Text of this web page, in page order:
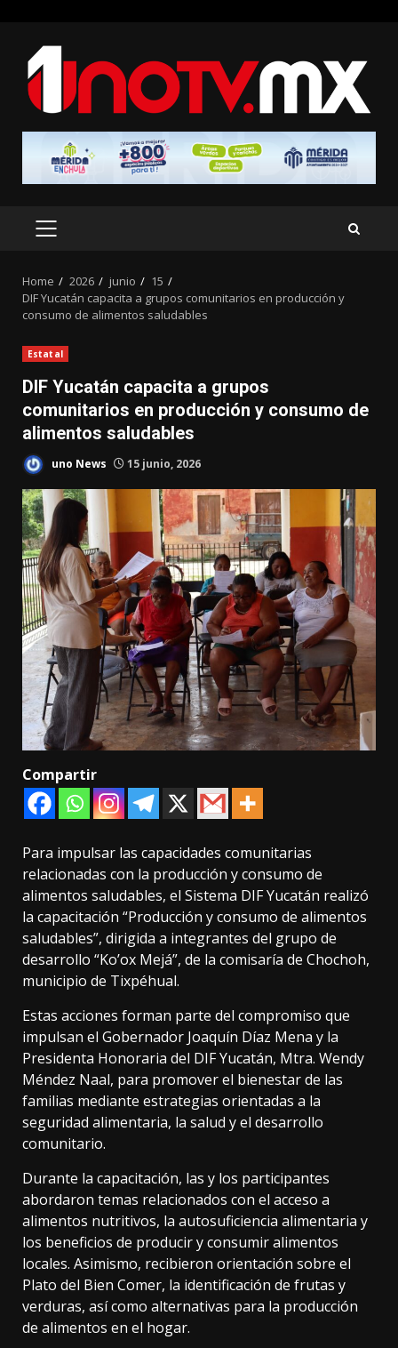
content
PRIMARY
Home 2026 junio
15
DIF Yucatán capacita a grupos comunitarios en producción y
consumo de alimentos saludables
Estatal
DIF Yucatán capacita a grupos
comunitarios en producción y consumo de
alimentos saludables
uno News 15 junio, 2026
Compartir
Para impulsar las capacidades comunitarias
relacionadas con la producción y consumo de
alimentos saludables, el Sistema DIF Yucatán realizó
la capacitación “Producción y consumo de alimentos
saludables”, dirigida a integrantes del grupo de
desarrollo “Ko’ox Mejá”, de la comisaría de Chochoh,
municipio de Tixpéhual.
Estas acciones forman parte del compromiso que
impulsan el Gobernador Joaquín Díaz Mena y la
Presidenta Honoraria del DIF Yucatán, Mtra. Wendy
Méndez Naal, para promover el bienestar de las
familias mediante estrategias orientadas a la
seguridad alimentaria, la salud y el desarrollo
comunitario.
Durante la capacitación, las y los participantes
abordaron temas relacionados con el acceso a
alimentos nutritivos, la autosuficiencia alimentaria y
los beneficios de producir y consumir alimentos
locales. Asimismo, recibieron orientación sobre el
Plato del Bien Comer, la identificación de frutas y
verduras, así como alternativas para la producción
de alimentos en el hogar.